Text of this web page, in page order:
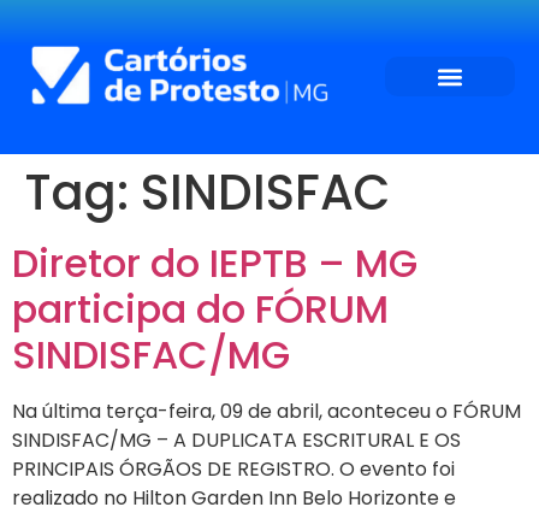
Tag: SINDISFAC
Diretor do IEPTB – MG
participa do FÓRUM
SINDISFAC/MG
Na última terça-feira, 09 de abril, aconteceu o FÓRUM
SINDISFAC/MG – A DUPLICATA ESCRITURAL E OS
PRINCIPAIS ÓRGÃOS DE REGISTRO. O evento foi
realizado no Hilton Garden Inn Belo Horizonte e